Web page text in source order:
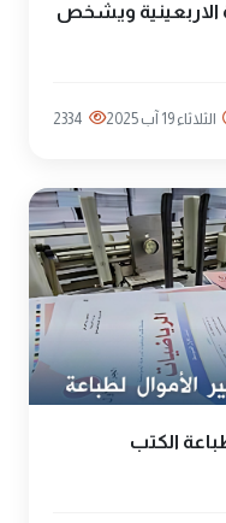
الاربعينية ويشخص
الثلاثاء 19 آب 2025 2334
الكتب